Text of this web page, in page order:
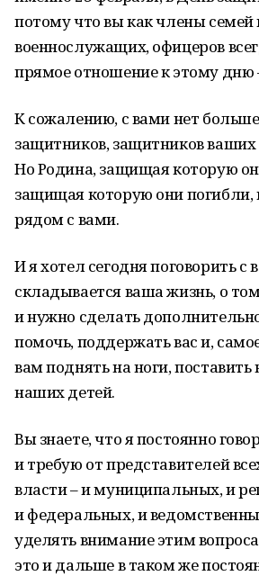
потому что вы как члены
военнослужащих, офицеров
прямое отношение к этому дню
К сожалению, с вами нет
защитников, защитников ваших
Но Родина, защищая которую
защищая которую они погибли,
рядом с вами.
И я хотел сегодня поговорить с
складывается ваша жизнь, о
и нужно сделать
помочь, поддержать вас и,
вам поднять на ноги, поставить
наших детей.
Вы знаете, что я постоянно
и требую от представителей
власти – и муниципальных, и
и федеральных, и
уделять внимание этим
это и дальше в таком же